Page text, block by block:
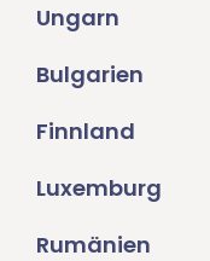
Ungarn
Bulgarien
Finnland
Luxemburg
Rumänien